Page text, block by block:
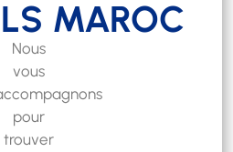
MAROC
Nous
vous
pour
trouver